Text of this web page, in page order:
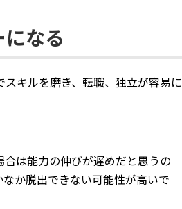
なる
スキルを磨き、転職、独立が容易に
は能力の伸びが遅めだと思うの
か脱出できない可能性が高いで